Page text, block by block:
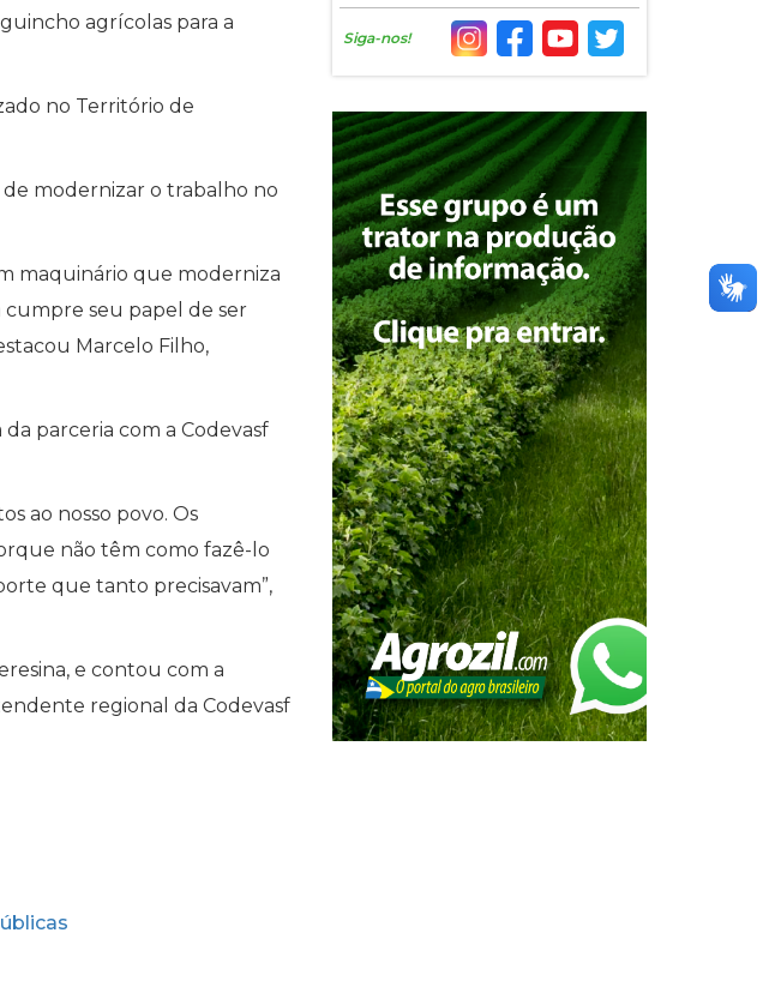
agrícolas para a
no Território de
de modernizar o trabalho no
maquinário que moderniza
cumpre seu papel de ser
Marcelo Filho,
parceria com a Codevasf
ao nosso povo. Os
não têm como fazê-lo
que tanto precisavam”,
e contou com a
regional da Codevasf
Siga-nos!